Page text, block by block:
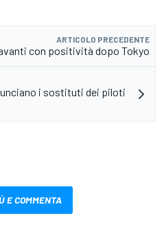
ARTICOLO PRECEDENTE
con positività dopo Tokyo
i sostituti dei piloti
E COMMENTA